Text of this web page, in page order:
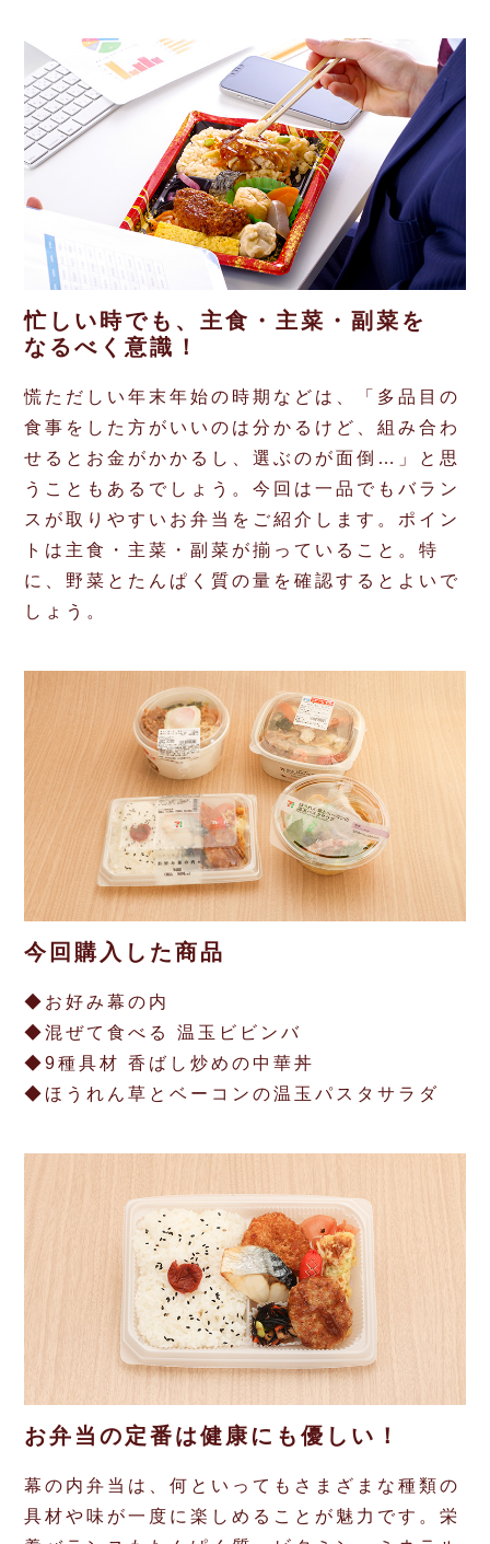
ソフトバンクギフト
忙しい時でも、主食・主菜・副菜を
なるべく意識！
慌ただしい年末年始の時期などは、「多品目の
食事をした方がいいのは分かるけど、組み合わ
せるとお金がかかるし、選ぶのが面倒…」と思
うこともあるでしょう。今回は一品でもバラン
スが取りやすいお弁当をご紹介します。ポイン
トは主食・主菜・副菜が揃っていること。特
に、野菜とたんぱく質の量を確認するとよいで
しょう。
今回購入した商品
◆お好み幕の内
◆混ぜて食べる 温玉ビビンバ
◆9種具材 香ばし炒めの中華丼
◆ほうれん草とベーコンの温玉パスタサラダ
お弁当の定番は健康にも優しい！
幕の内弁当は、何といってもさまざまな種類の
具材や味が一度に楽しめることが魅力です。栄